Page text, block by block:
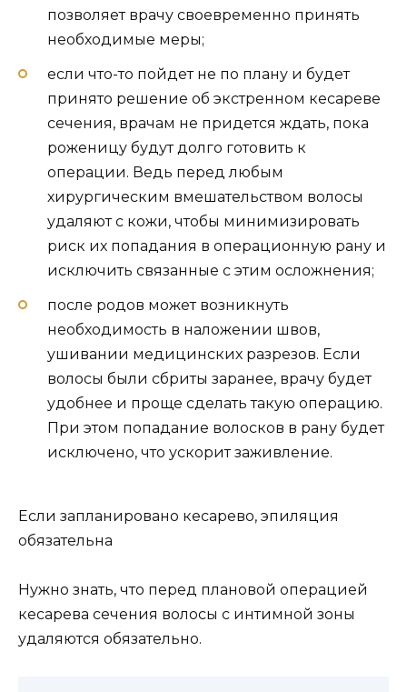
позволяет врачу своевременно принять
необходимые меры;
если что-то пойдет не по плану и будет
принято решение об экстренном кесареве
сечения, врачам не придется ждать, пока
роженицу будут долго готовить к
операции. Ведь перед любым
хирургическим вмешательством волосы
удаляют с кожи, чтобы минимизировать
риск их попадания в операционную рану и
исключить связанные с этим осложнения;
после родов может возникнуть
необходимость в наложении швов,
ушивании медицинских разрезов. Если
волосы были сбриты заранее, врачу будет
удобнее и проще сделать такую операцию.
При этом попадание волосков в рану будет
исключено, что ускорит заживление.
Если запланировано кесарево, эпиляция
обязательна
Нужно знать, что перед плановой операцией
кесарева сечения волосы с интимной зоны
удаляются обязательно.